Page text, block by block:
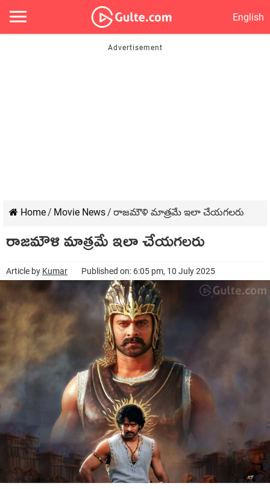
English
Home/ Movie News/ రాజమౌళి మాత్రమే ఇలా చేయగలరు
రాజమౌళి మాత్రమే ఇలా చేయగలరు
Article by Kumar Published on: 6:05 pm, 10 July 2025